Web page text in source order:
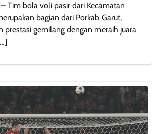
Tim bola voli pasir dari Kecamatan
bagian dari Porkab Garut,
prestasi gemilang dengan meraih juara